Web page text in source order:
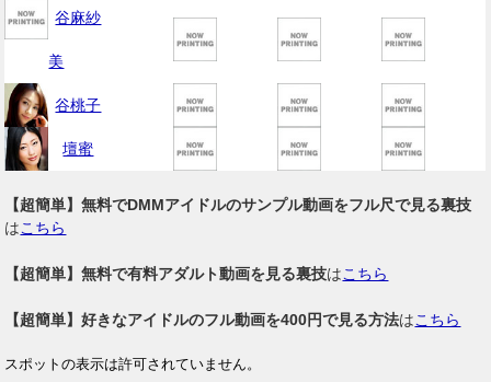
谷麻紗
美
谷桃子
壇蜜
【超簡単】無料でDMMアイドルのサンプル動画をフル尺で見る裏技
はこちら
【超簡単】無料で有料アダルト動画を見る裏技はこちら
【超簡単】好きなアイドルのフル動画を400円で見る方法はこちら